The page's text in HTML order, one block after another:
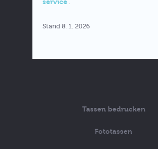
service .
Stand 8. 1. 2026
Tassen bedrucken
Fototassen